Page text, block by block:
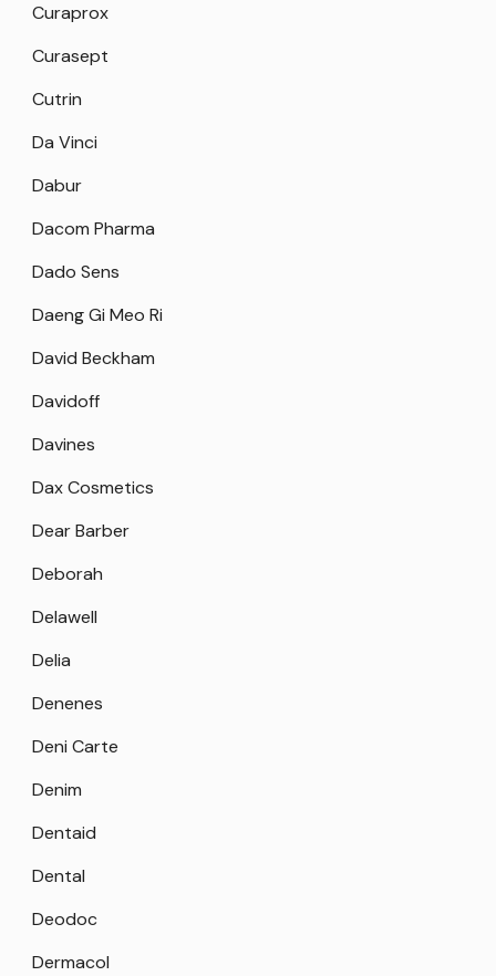
Curaprox
Curasept
Cutrin
Da Vinci
Dabur
Dacom Pharma
Dado Sens
Daeng Gi Meo Ri
David Beckham
Davidoff
Davines
Dax Cosmetics
Dear Barber
Deborah
Delawell
Delia
Denenes
Deni Carte
Denim
Dentaid
Dental
Deodoc
Dermacol